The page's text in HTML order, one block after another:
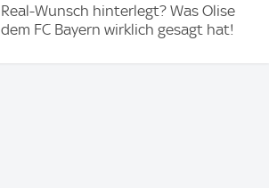
Real-Wunsch hinterlegt? Was Olise
dem FC Bayern wirklich gesagt hat!